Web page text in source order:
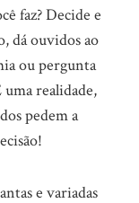
faz? Decide e
dá ouvidos ao
ou pergunta
uma realidade,
pedem a
e variadas